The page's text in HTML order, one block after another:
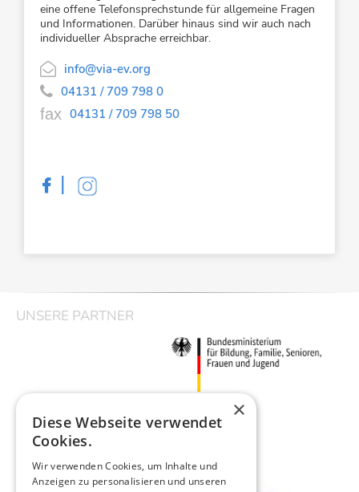
eine offene Telefonsprechstunde für allgemeine Fragen
und Informationen. Darüber hinaus sind wir auch nach
individueller Absprache erreichbar.
 info@via-ev.org
 04131 / 709 798 0
fax 04131 / 709 798 50
 |
UNSERE PARTNER
×
Diese Webseite verwendet
Cookies.
Wir verwenden Cookies, um Inhalte und
Anzeigen zu personalisieren und unseren